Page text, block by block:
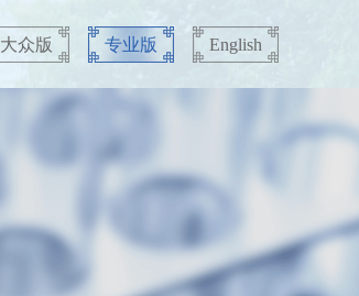
大众版 专业版 English